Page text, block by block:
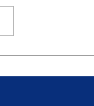
THAILAND